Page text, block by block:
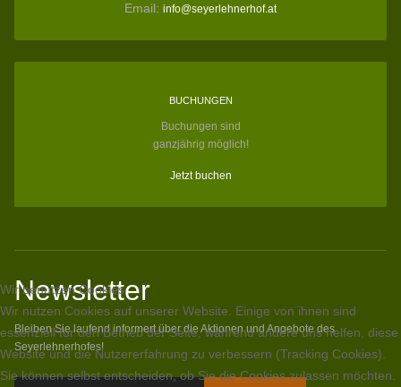
Email: info@seyerlehnerhof.at
BUCHUNGEN
Buchungen sind
ganzjährig möglich!
Jetzt buchen
Newsletter
Bleiben Sie laufend informert über die Aktionen und Angebote des
Seyerlehnerhofes!
Wir benutzen Cookies
Wir nutzen Cookies auf unserer Website. Einige von ihnen sind
essenziell für den Betrieb der Seite, während andere uns helfen, diese
Website und die Nutzererfahrung zu verbessern (Tracking Cookies).
Sie können selbst entscheiden, ob Sie die Cookies zulassen möchten.